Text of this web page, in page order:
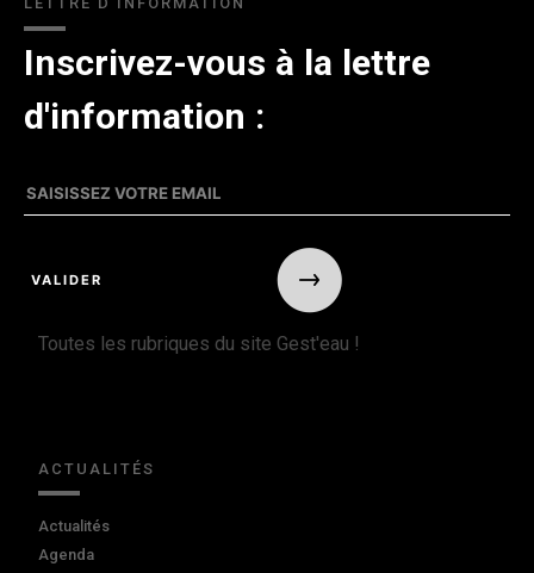
Inscrivez-vous à la lettre
d'information :
Toutes les rubriques du site Gest'eau !
ACTUALITÉS
Actualités
Agenda